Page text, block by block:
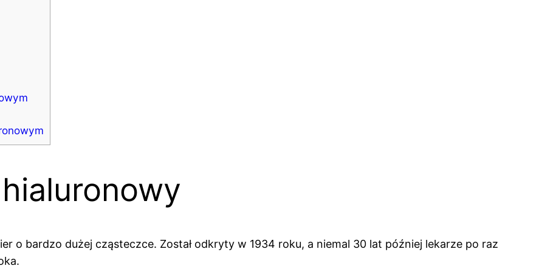
o bardzo dużej cząsteczce. Został odkryty w 1934 roku, a niemal 30 lat później lekarze po raz